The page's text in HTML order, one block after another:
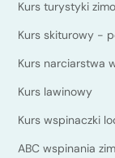
Kurs turystyki
Kurs skiturowy -
Kurs narciarstwa
Kurs lawinowy
Kurs wspinaczki
ABC wspinania